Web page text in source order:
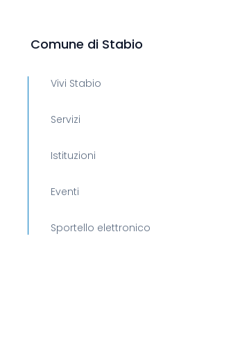
Comune di Stabio
Vivi Stabio
Servizi
Istituzioni
Eventi
Sportello elettronico